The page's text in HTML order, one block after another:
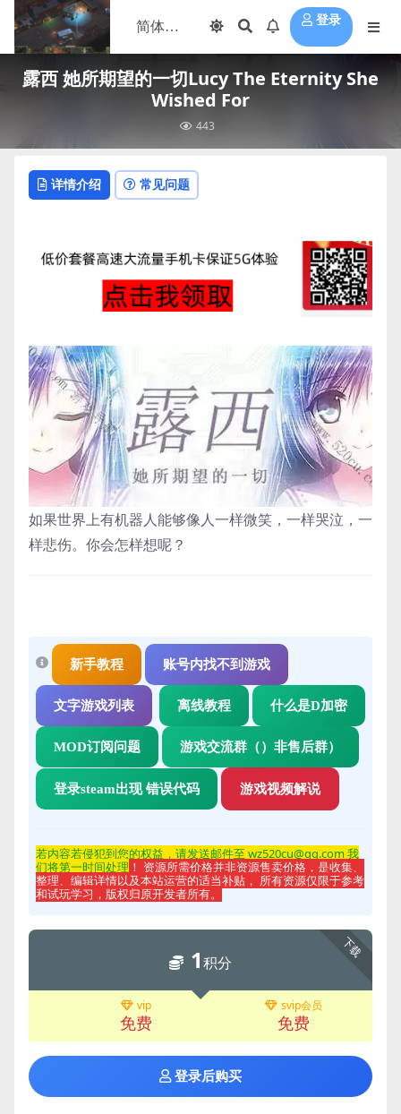
登录
露西 她所期望的一切Lucy The Eternity She
Wished For
443
详情介绍 常见问题
如果世界上有机器人能够像人一样微笑，一样哭泣，一
样悲伤。你会怎样想呢？
新手教程 账号内找不到游戏
文字游戏列表 离线教程 什么是D加密
MOD订阅问题 游戏交流群（）非售后群）
登录steam出现 错误代码 游戏视频解说
若内容若侵犯到您的权益，请发送邮件至 wz520cu@qq.com 我
们将第一时间处理 ！ 资源所需价格并非资源售卖价格，是收集、
整理、编辑详情以及本站运营的适当补贴， 所有资源仅限于参考
和试玩学习，版权归原开发者所有。
下载
1积分
vip
免费
svip会员
免费
登录后购买